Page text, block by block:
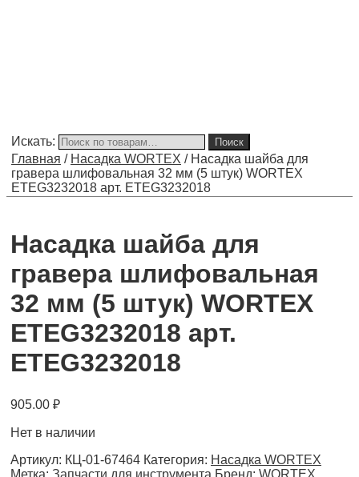
Искать: Поиск
Главная / Насадка WORTEX / Насадка шайба для
гравера шлифовальная 32 мм (5 штук) WORTEX
ETEG3232018 арт. ETEG3232018
Насадка шайба для
гравера шлифовальная
32 мм (5 штук) WORTEX
ETEG3232018 арт.
ETEG3232018
905.00 ₽
Нет в наличии
Артикул: КЦ-01-67464 Категория: Насадка WORTEX
Метка: Запчасти для инструмента Бренд: WORTEX